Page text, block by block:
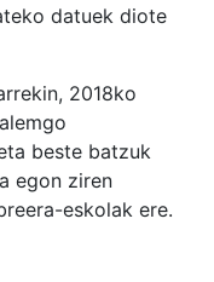
datuek diote
2018ko
beste batzuk
egon ziren
eskolak ere.